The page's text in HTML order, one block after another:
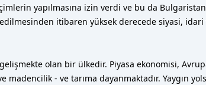
yapılmasına izin verdi ve bu da
itibaren yüksek derecede siyasi, idari
olan bir ülkedir. Piyasa ekonomisi,
madencilik - ve tarıma dayanmaktadır. Yaygın